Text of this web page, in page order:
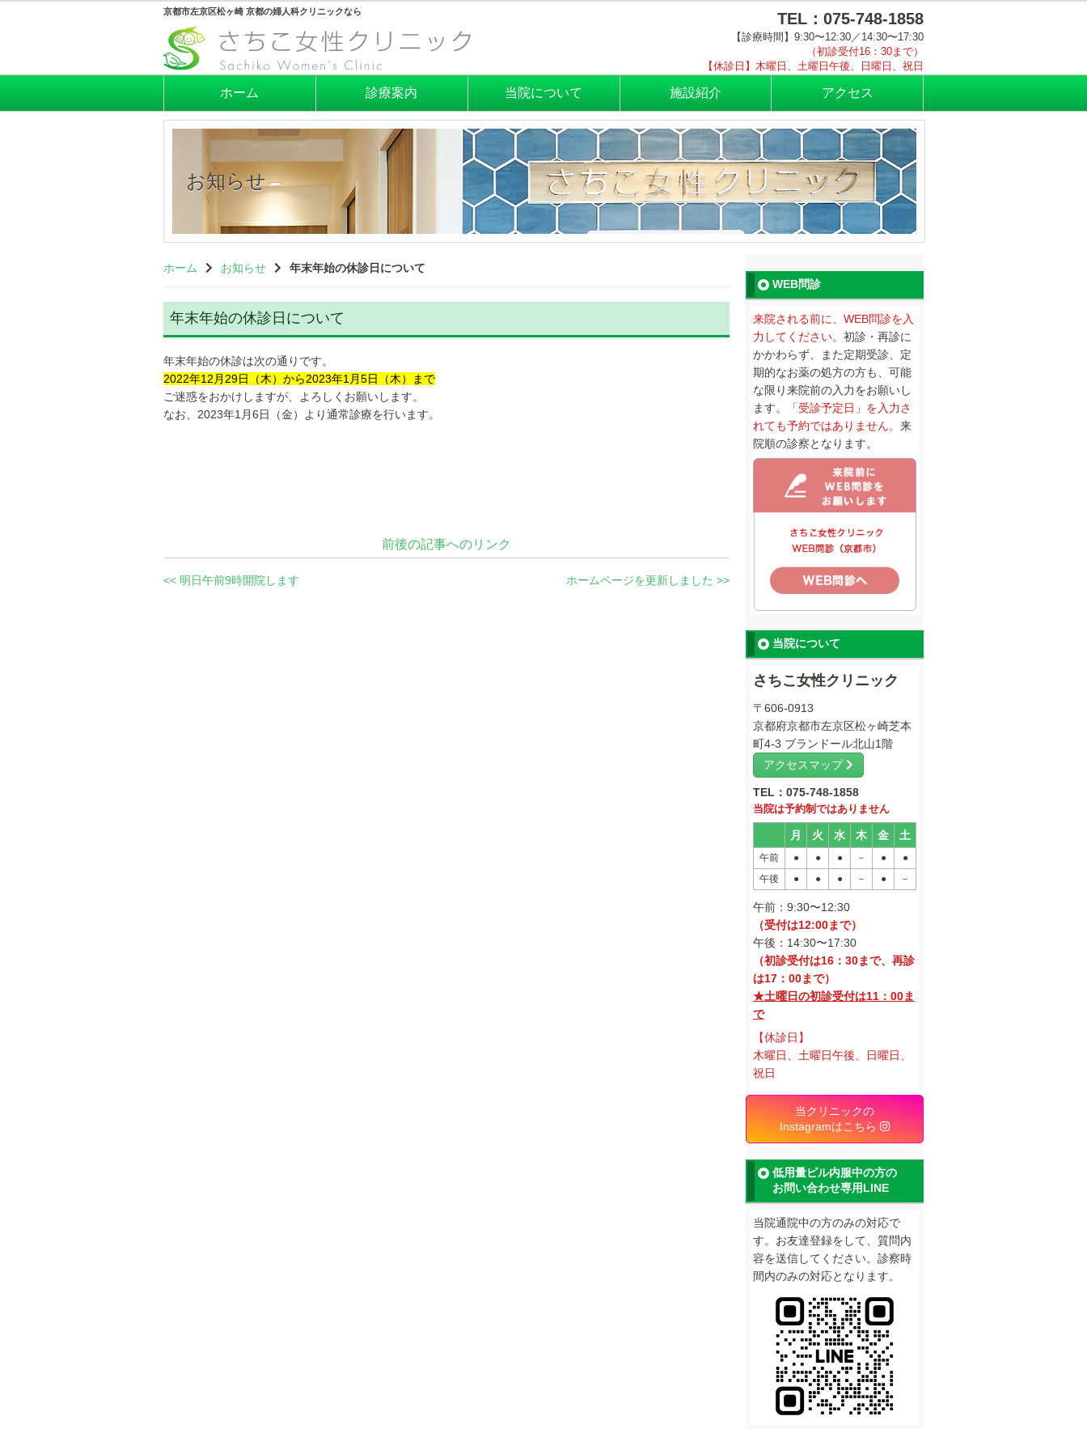
京都市左京区松ヶ崎 京都の婦人科クリニックなら TEL：075-748-1858
【診療時間】9:30〜12:30／14:30〜17:30
（初診受付16：30まで）
【休診日】木曜日、土曜日午後、日曜日、祝日
ホーム 診療案内 当院について 施設紹介 アクセス
お知らせ
ホーム お知らせ 年末年始の休診日について
年末年始の休診日について
年末年始の休診は次の通りです。
2022年12月29日（木）から2023年1月5日（木）まで
ご迷惑をおかけしますが、よろしくお願いします。
なお、2023年1月6日（金）より通常診療を行います。
前後の記事へのリンク
<< 明日午前9時開院します ホームページを更新しました >>
WEB問診
来院される前に、WEB問診を入
力してください。 初診・再診に
かかわらず、また定期受診、定
期的なお薬の処方の方も、可能
な限り来院前の入力をお願いし
ます。
「受診予定日」を入力さ
れても予約ではありません。 来
院順の診察となります。
当院について
さちこ女性クリニック
〒606-0913
京都府京都市左京区松ヶ崎芝本
町4-3 ブランドール北山1階
アクセスマップ
TEL：075-748-1858
当院は予約制ではありません
月 火 水 木 金 土
午前 ● ● ● － ●
●
午後
● ● ● － ● －
午前：9:30〜12:30
（受付は12:00まで）
午後：14:30〜17:30
（初診受付は16：30まで、再診
は17：00まで）
★土曜日の初診受付は11：00ま
で
【休診日】
木曜日、土曜日午後、日曜日、
祝日
当クリニックの
Instagramはこちら
低用量ピル内服中の方の
お問い合わせ専用LINE
当院通院中の方のみの対応で
す。お友達登録をして、質問内
容を送信してください。診察時
間内のみの対応となります。